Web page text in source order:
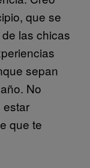
que se
las chicas
sepan
No
estar
que te